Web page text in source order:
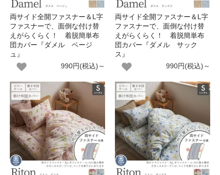
両サイド全開ファスナー＆L字
ファスナーで、面倒な付け替
えがらくらく！ 着脱簡単布
団カバー『ダメル ベージ
ュ』
990円(税込)～
両サイド全開ファスナー＆L字
ファスナーで、面倒な付け替
えがらくらく！ 着脱簡単布
団カバー『ダメル サック
ス』
990円(税込)～